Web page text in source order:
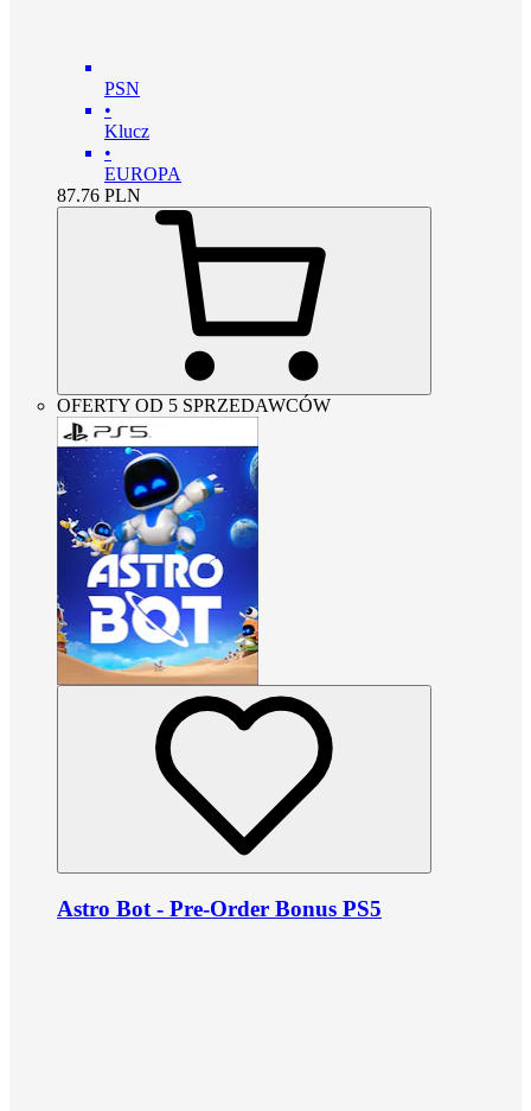
PSN
•
Klucz
•
EUROPA
87.76 PLN
OFERTY OD 5 SPRZEDAWCÓW
Astro Bot - Pre-Order Bonus PS5